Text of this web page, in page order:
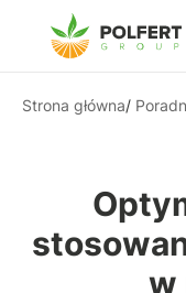
Strona główna/
w